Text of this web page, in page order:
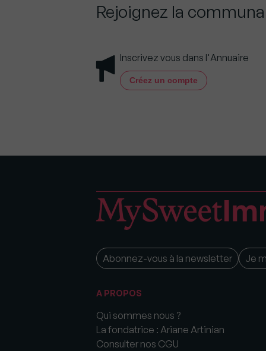
Rejoignez la
Inscrivez vous dans l'Annuaire
Créez un compte
Abonnez-vous à la newsletter Je
A PROPOS
Qui sommes nous ?
La fondatrice : Ariane Artinian
Consulter nos CGU